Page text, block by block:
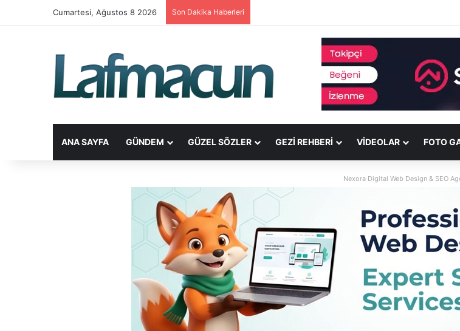
Cumartesi, Ağustos 8 2026 Son Dakika Haberleri
ANA SAYFA GÜNDEM GÜZEL SÖZLER GEZI REHBERI VIDEOLAR FOTO
Nexora Digital Web Design & SEO